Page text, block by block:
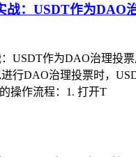
战：USDT作为DAO
USDT作为DAO治理投
行DAO治理投票时，
操作流程：1. 打开T